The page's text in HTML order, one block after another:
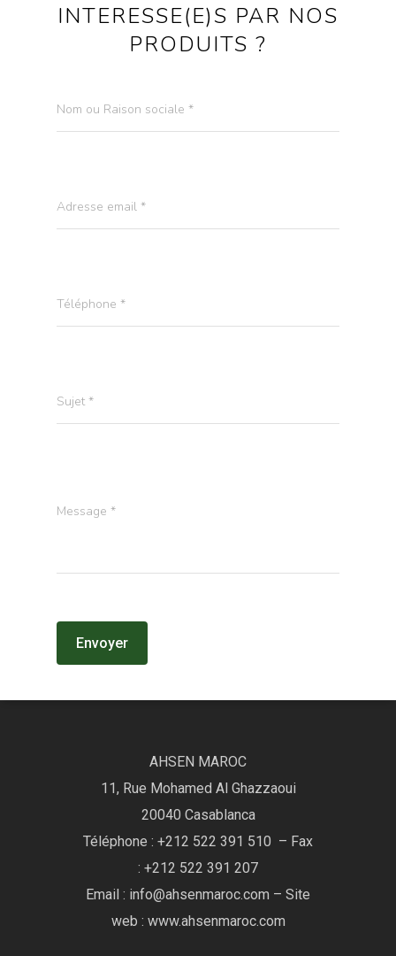
INTERESSE(E)S PAR NOS
PRODUITS ?
Nom ou Raison sociale *
Adresse email *
Téléphone *
Sujet *
Message *
AHSEN MAROC
11, Rue Mohamed Al Ghazzaoui
20040 Casablanca
Téléphone : +212 522 391 510 – Fax
: +212 522 391 207
Email : info@ahsenmaroc.com – Site
web : www.ahsenmaroc.com